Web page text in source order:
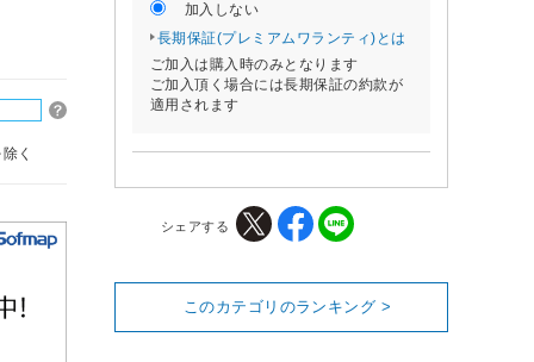
く
加入しない
長期保証(プレミアムワランティ)とは
ご加入は購入時のみとなります
ご加入頂く場合には長期保証の約款が
適用されます
シェアする
このカテゴリのランキング >